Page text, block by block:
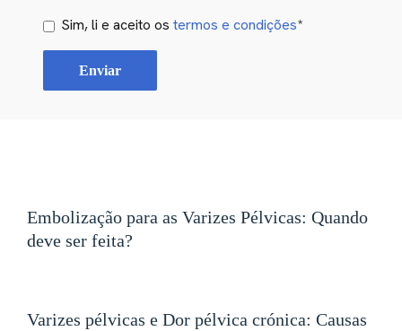
Sim, li e aceito os termos e condições*
Embolização para as Varizes Pélvicas: Quando
deve ser feita?
Varizes pélvicas e Dor pélvica crónica: Causas